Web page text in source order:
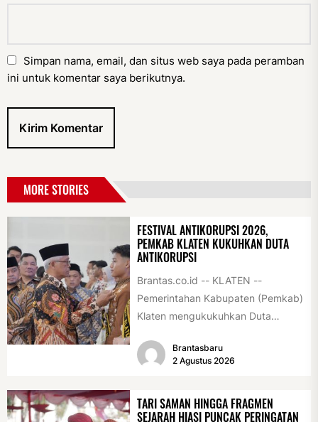
Simpan nama, email, dan situs web saya pada peramban
ini untuk komentar saya berikutnya.
MORE STORIES
FESTIVAL ANTIKORUPSI 2026,
PEMKAB KLATEN KUKUHKAN DUTA
ANTIKORUPSI
Brantas.co.id -- KLATEN --
Pemerintahan Kabupaten (Pemkab)
Klaten mengukukuhkan Duta
pelajar dan pemuda. Pengukuhan
tersebut digelar...
Brantasbaru
2 Agustus 2026
TARI SAMAN HINGGA FRAGMEN
SEJARAH HIASI PUNCAK PERINGATAN